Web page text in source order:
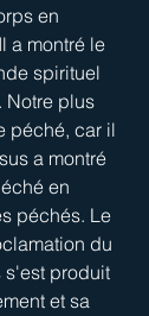
en
a montré le
spirituel
Notre plus
péché, car il
a montré
en
péchés. Le
du
s'est produit
et sa